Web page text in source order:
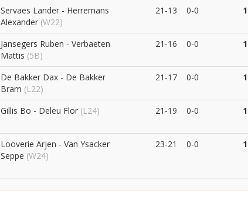
Servaes Lander - Herremans
Alexander (W22)
21-13 0-0
Jansegers Ruben - Verbaeten
Mattis (5B)
21-16 0-0
De Bakker Dax - De Bakker
Bram (L22)
21-17 0-0
Gillis Bo - Deleu Flor (L24) 21-19 0-0
Looverie Arjen - Van Ysacker
Seppe (W24)
23-21 0-0